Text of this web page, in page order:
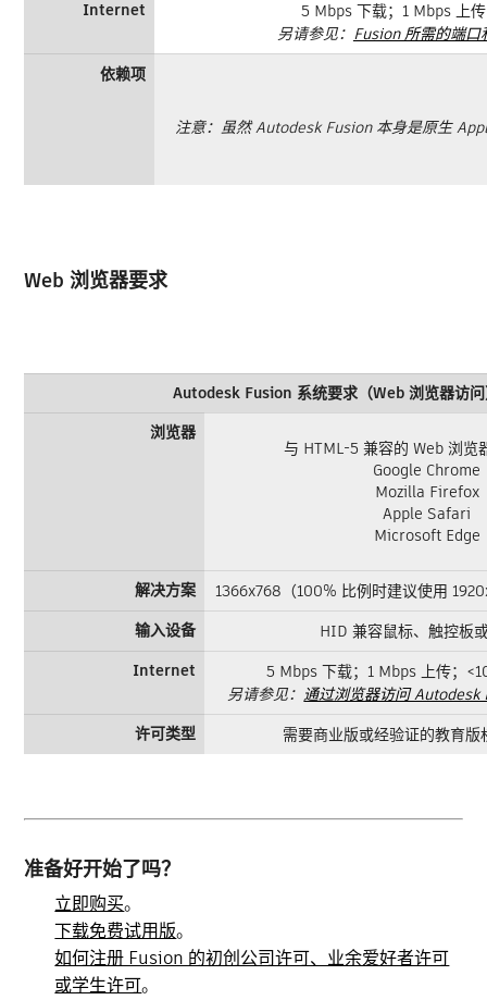
Internet
5 Mbps 下载；1 Mbps 上传
另请参见： Fusion 所需的端口
依赖项
注意：虽然 Autodesk Fusion 本身是原生
Web 浏览器要求
Autodesk Fusion 系统要求（Web 浏览器访
浏览器
与 HTML-5 兼容的 Web 浏览
Google Chrome
Mozilla Firefox
Apple Safari
Microsoft Edge
解决方案
1366x768（100% 比例时建议使用
输入设备
HID 兼容鼠标、触控板
Internet
5 Mbps 下载；1 Mbps 上传；
另请参见： 通过浏览器访问 Autodesk
许可类型
需要商业版或经验证的教育版
准备好开始了吗？
立即购买。
下载免费试用版。
如何注册 Fusion 的初创公司许可、业余爱好者许可
或学生许可。